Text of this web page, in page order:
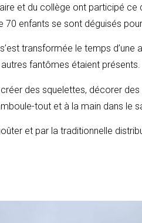
et du collège ont participé ce
70 enfants se sont déguisés
transformée le temps d’une
fantômes étaient présents.
des squelettes, décorer
tout et à la main dans le
et par la traditionnelle